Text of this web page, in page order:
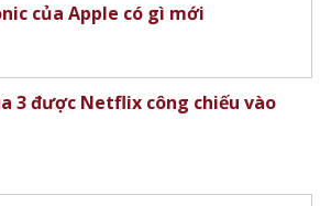
của Apple có gì mới
3 được Netflix công chiếu vào